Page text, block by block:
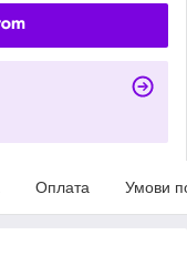
Оплата Умови